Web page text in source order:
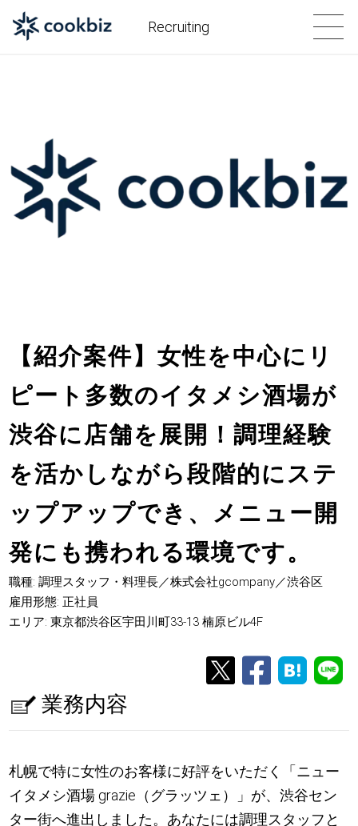
Recruiting
【紹介案件】女性を中心にリ
ピート多数のイタメシ酒場が
渋谷に店舗を展開！調理経験
を活かしながら段階的にステ
ップアップでき、メニュー開
発にも携われる環境です。
職種: 調理スタッフ・料理長／株式会社gcompany／渋谷区
雇用形態: 正社員
エリア: 東京都渋谷区宇田川町33-13 楠原ビル4F
業務内容
札幌で特に女性のお客様に好評をいただく「ニュー
イタメシ酒場 grazie（グラッツェ）」が、渋谷セン
ター街へ進出しました。あなたには調理スタッフと